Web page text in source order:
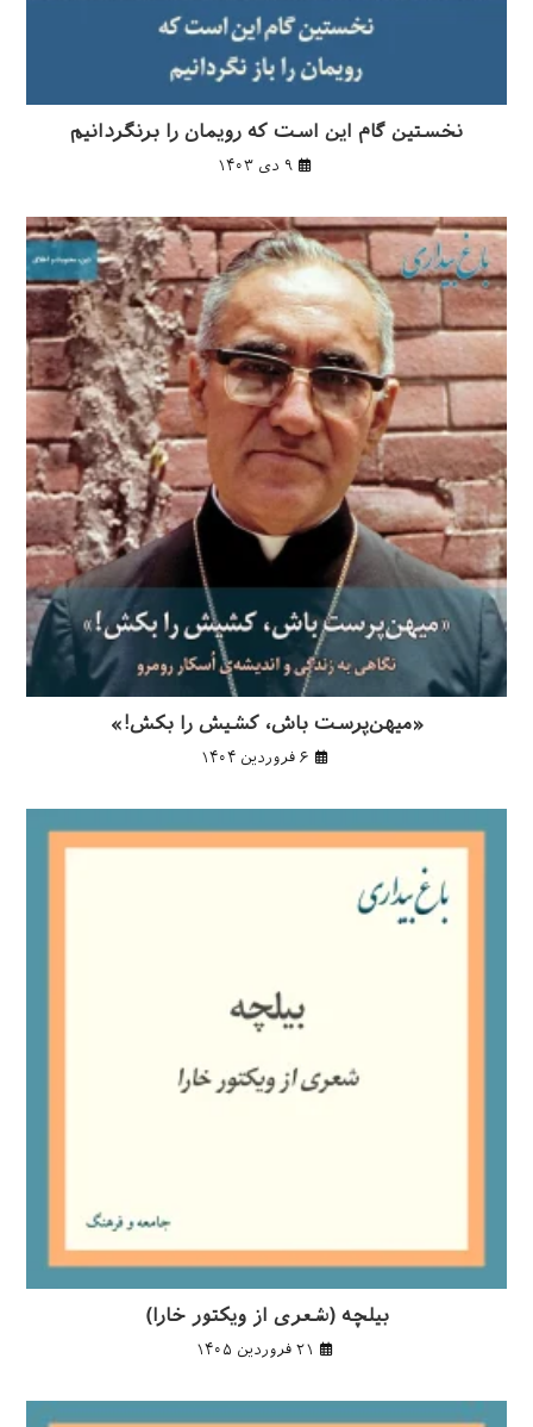
نخستین گام این است که رویمان را برنگردانیم
۹ دی ۱۴۰۳
«میهن‌پرست باش، کشیش را بکش!»
۶ فروردین ۱۴۰۴
بیلچه (شعری از ویکتور خارا)
۲۱ فروردین ۱۴۰۵